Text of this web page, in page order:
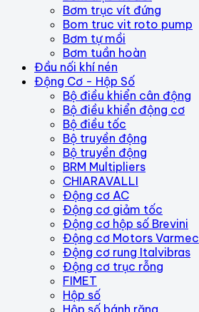
Bơm trục vít đứng
Bom truc vit roto pump
Bơm tự mồi
Bơm tuần hoàn
Đầu nối khí nén
Động Cơ - Hộp Số
Bộ điều khiển cân động
Bộ điều khiển động cơ
Bộ điều tốc
Bộ truyền động
Bộ truyền động
BRM Multipliers
CHIARAVALLI
Động cơ AC
Động cơ giảm tốc
Động cơ hộp số Brevini
Động cơ Motors Varmec
Động cơ rung Italvibras
Động cơ trục rỗng
FIMET
Hộp số
Hộp số bánh răng